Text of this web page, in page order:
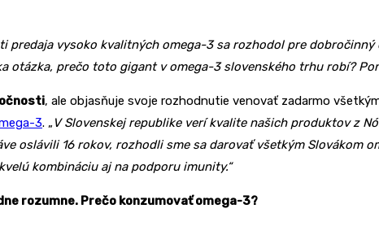
predaja vysoko kvalitných omega-3 sa rozhodol pre
otázka, prečo toto gigant v omega-3 slovenského trhu robí?
, ale objasňuje svoje rozhodnutie venovať zadarmo
3. „ V Slovenskej republike verí kvalite našich produktov z
oslávili 16 rokov, rozhodli sme sa darovať všetkým Slovákom
kombináciu aj na podporu imunity.“
rozumne. Prečo konzumovať omega-3?